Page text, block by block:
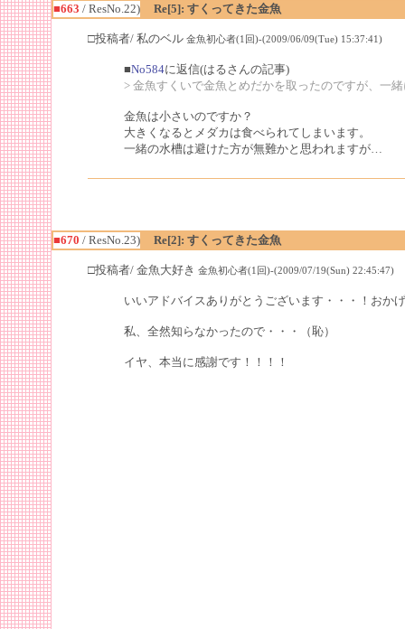
■663 / ResNo.22) Re[5]: すくってきた金魚
□投稿者/ 私のベル 金魚初心者(1回)-(2009/06/09(Tue) 15:37:41)
■No584に返信(はるさんの記事)
> 金魚すくいで金魚とめだかを取ったのですが、一
金魚は小さいのですか？
大きくなるとメダカは食べられてしまいます。
一緒の水槽は避けた方が無難かと思われますが…
■670 / ResNo.23) Re[2]: すくってきた金魚
□投稿者/ 金魚大好き 金魚初心者(1回)-(2009/07/19(Sun) 22:45:47)
いいアドバイスありがとうございます・・・！おか
私、全然知らなかったので・・・（恥）
イヤ、本当に感謝です！！！！